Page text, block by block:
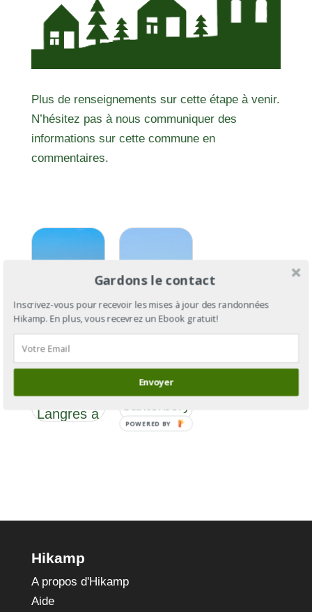
Plus de renseignements sur cette étape à venir.
N’hésitez pas à nous communiquer des
informations sur cette commune en
commentaires.
Via
Francigena
de
Langres à
Francigena
: de
à Rome
Hikamp
A propos d'Hikamp
Aide
Gardons le contact
Inscrivez-vous pour recevoir les mises à jour des randonnées
Hikamp. En plus, vous recevrez un Ebook gratuit!
Envoyer
POWERED BY